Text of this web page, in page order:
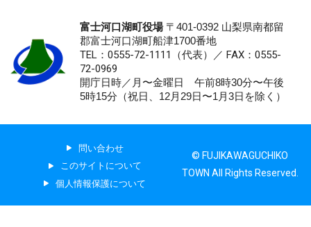
富士河口湖町役場〒401-0392 山梨県南都留
郡富士河口湖町船津1700番地
TEL：0555-72-1111 （代表）／ FAX：0555-
72-0969
開庁日時／月〜金曜日 午前8時30分〜午後
5時15分（祝日、12月29日〜1月3日を除く）
問い合わせ
このサイトについて
個人情報保護について
© FUJIKAWAGUCHIKO
TOWN All Rights Reserved.